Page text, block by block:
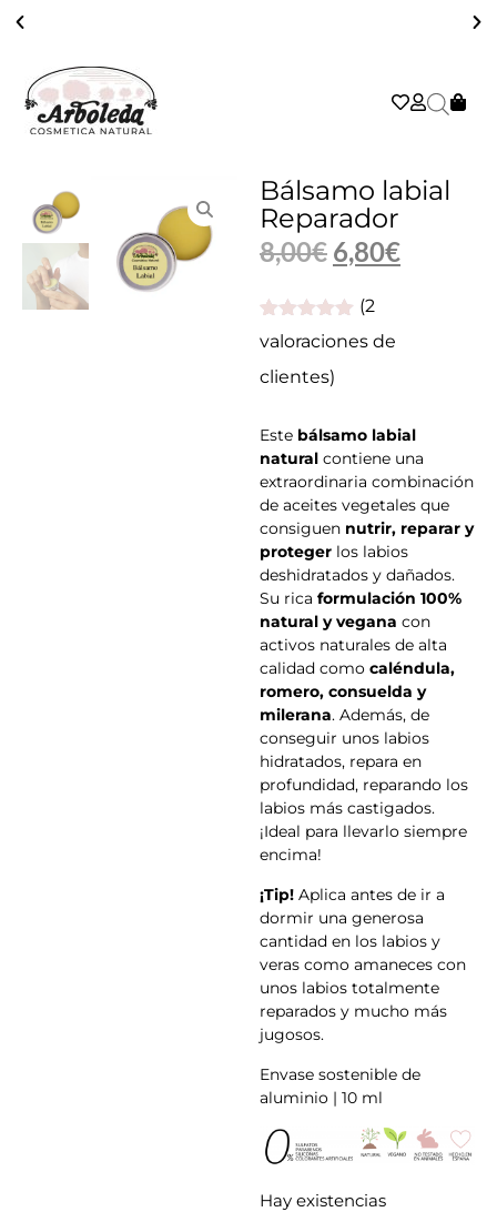
COSMÉTICA NATURAL, ARTESANA, VEGANA, SOSTENIBLE Y EFICAZ
Bálsamo labial
Reparador
8,00€ 6,80€
Valorado
con5.00de
5 en base
a
(2
valoraciones de
clientes)
Este bálsamo labial
natural contiene una
extraordinaria combinación
de aceites vegetales que
consiguen nutrir, reparar y
proteger los labios
deshidratados y dañados.
Su rica formulación 100%
natural y vegana con
activos naturales de alta
calidad como caléndula,
romero, consuelda y
milerana. Además, de
conseguir unos labios
hidratados, repara en
profundidad, reparando los
labios más castigados.
¡Ideal para llevarlo siempre
encima!
¡Tip! Aplica antes de ir a
dormir una generosa
cantidad en los labios y
veras como amaneces con
unos labios totalmente
reparados y mucho más
jugosos.
Envase sostenible de
aluminio | 10 ml
Hay existencias